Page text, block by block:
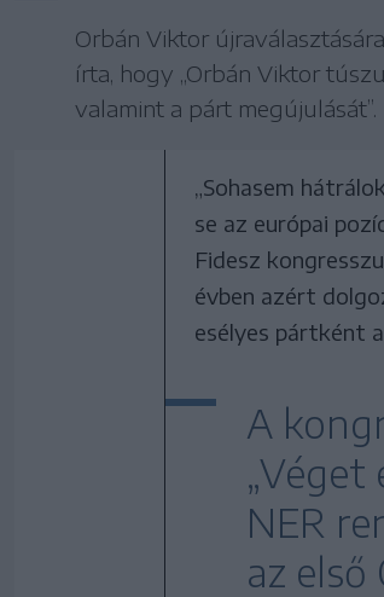
Orbán Viktor
írta, hogy ,,Orbán Viktor
valamint a párt megújulását”.
„Sohasem
se az európai
Fidesz
évben azért
esélyes pártként
A
NER
az